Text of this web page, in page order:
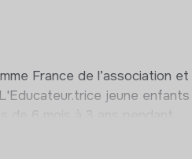
France de l’association et
jeune enfants
de 6 mois à 3 ans pendant
Français Langue Etrangère.